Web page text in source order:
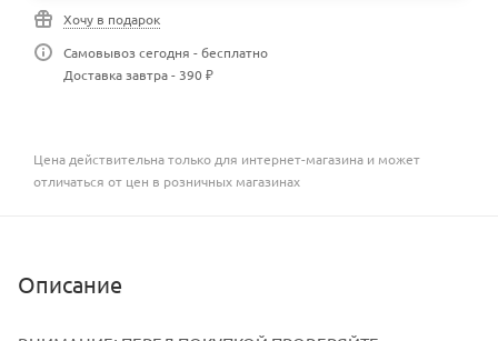
Хочу в подарок
Самовывоз сегодня - бесплатно
Доставка завтра - 390 ₽
Цена действительна только для интернет-магазина и может
отличаться от цен в розничных магазинах
Описание